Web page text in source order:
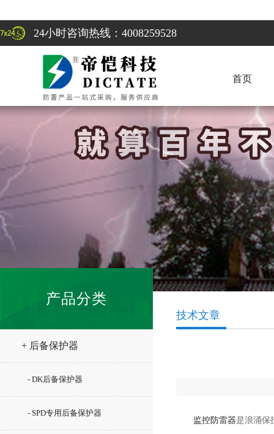
24小时咨询热线：4008259528
首页
产品分类
+ 后备保护器
- DK后备保护器
- SPD专用后备保护器
技术文章
监控防雷器是浪涌保